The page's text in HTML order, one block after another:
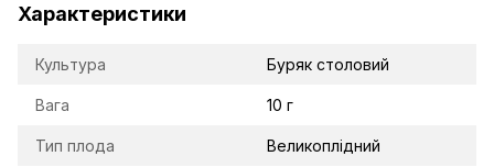
Характеристики
Культура Буряк столовий
Вага 10 г
Тип плода Великоплідний